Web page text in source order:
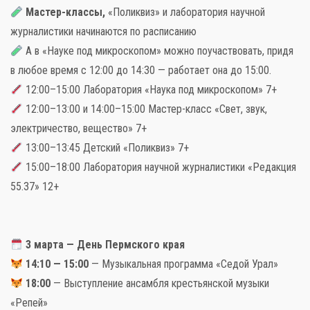
Детское видео
Детские игры
Стихи
Детская литература
Карта
Мастер-классы, «Поликвиз» и лаборатория научной
журналистики начинаются по расписанию
А в «Науке под микроскопом» можно поучаствовать, придя
в любое время с 12:00 до 14:30 — работает она до 15:00.
12:00–15:00 Лаборатория «Наука под микроскопом» 7+
12:00–13:00 и 14:00–15:00 Мастер-класс «Свет, звук,
электричество, вещество» 7+
13:00–13:45 Детский «Поликвиз» 7+
15:00–18:00 Лаборатория научной журналистики «Редакция
55.37» 12+
3 марта — День Пермского края
14:10 — 15:00 — Музыкальная программа «Седой Урал»
18:00 — Выступление ансамбля крестьянской музыки
«Репей»